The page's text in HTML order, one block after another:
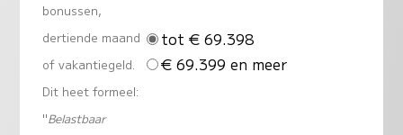
bonussen,
dertiende maand
of vakantiegeld.
Dit heet formeel:
"Belastbaar
tot € 69.398
€ 69.399 en meer